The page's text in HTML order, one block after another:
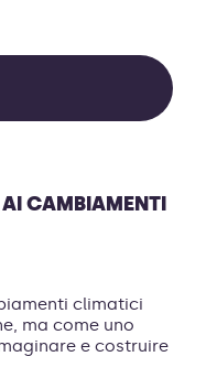
AI CAMBIAMENTI
climatici
ma come uno
e costruire